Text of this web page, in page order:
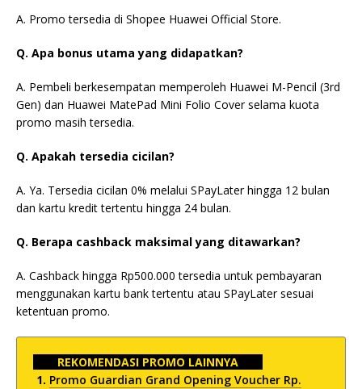
A. Promo tersedia di Shopee Huawei Official Store.
Q. Apa bonus utama yang didapatkan?
A. Pembeli berkesempatan memperoleh Huawei M-Pencil (3rd
Gen) dan Huawei MatePad Mini Folio Cover selama kuota
promo masih tersedia.
Q. Apakah tersedia cicilan?
A. Ya. Tersedia cicilan 0% melalui SPayLater hingga 12 bulan
dan kartu kredit tertentu hingga 24 bulan.
Q. Berapa cashback maksimal yang ditawarkan?
A. Cashback hingga Rp500.000 tersedia untuk pembayaran
menggunakan kartu bank tertentu atau SPayLater sesuai
ketentuan promo.
REKOMENDASI PROMO LAINNYA
Promo Guardian Grand Opening Voucher Rp.